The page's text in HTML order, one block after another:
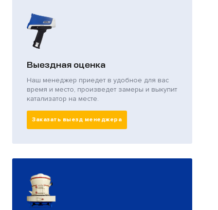
Выездная оценка
Наш менеджер приедет в удобное для вас
время и место, произведет замеры и выкупит
катализатор на месте.
Заказать выезд менеджера